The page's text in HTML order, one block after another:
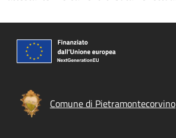
Comune di Pietramontecorvino